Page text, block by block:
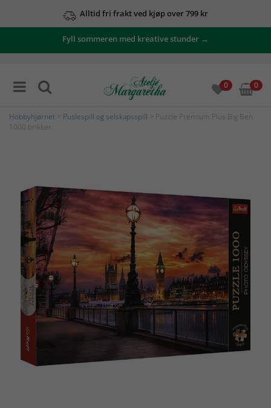
Alltid fri frakt ved kjøp over 799 kr
Fyll sommeren med kreative stunder →
0 0
Hobbyhjørnet Puslespill og selskapsspill > Puzzle Premium Plus Big Ben
1000 brikker